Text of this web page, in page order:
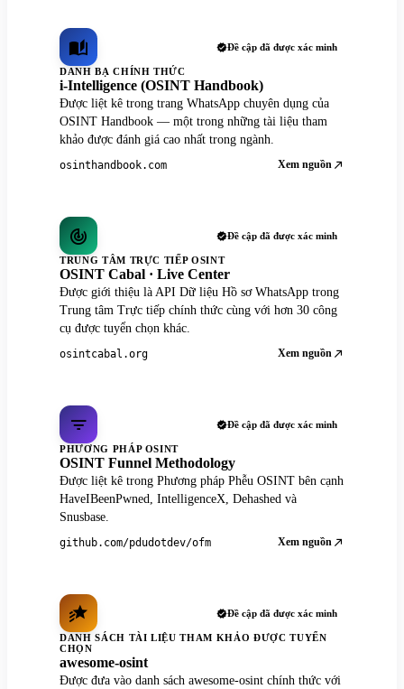
Đề cập đã được xác minh
DANH BẠ CHÍNH THỨC
i-Intelligence (OSINT Handbook)
Được liệt kê trong trang WhatsApp chuyên dụng của
OSINT Handbook — một trong những tài liệu tham
khảo được đánh giá cao nhất trong ngành.
osinthandbook.com Xem nguồn
Đề cập đã được xác minh
TRUNG TÂM TRỰC TIẾP OSINT
OSINT Cabal · Live Center
Được giới thiệu là API Dữ liệu Hồ sơ WhatsApp trong
Trung tâm Trực tiếp chính thức cùng với hơn 30 công
cụ được tuyển chọn khác.
osintcabal.org Xem nguồn
Đề cập đã được xác minh
PHƯƠNG PHÁP OSINT
OSINT Funnel Methodology
Được liệt kê trong Phương pháp Phễu OSINT bên cạnh
HaveIBeenPwned, IntelligenceX, Dehashed và
Snusbase.
github.com/pdudotdev/ofm Xem nguồn
Đề cập đã được xác minh
DANH SÁCH TÀI LIỆU THAM KHẢO ĐƯỢC TUYỂN
CHỌN
awesome-osint
Được đưa vào danh sách awesome-osint chính thức với